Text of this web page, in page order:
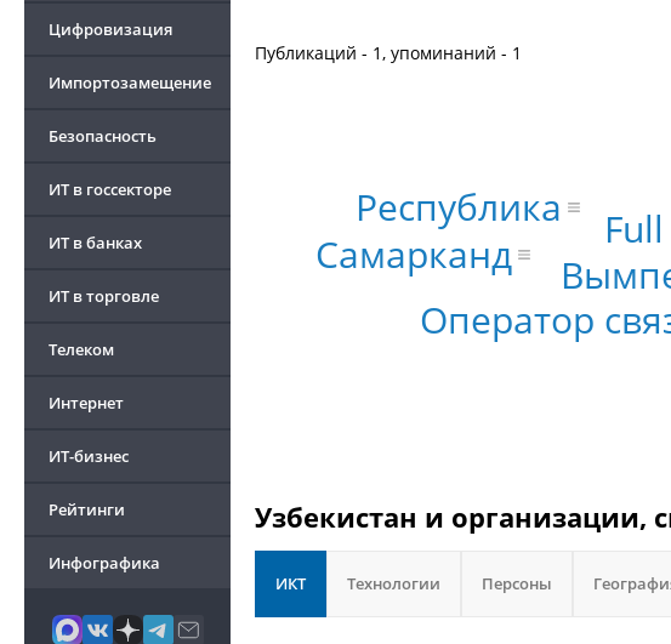
Цифровизация
Импортозамещение
Безопасность
ИТ в госсекторе
ИТ в банках
ИТ в торговле
Телеком
Интернет
ИТ-бизнес
Рейтинги
Инфографика
Публикаций - 1, упоминаний - 1
Оператор
Республика
Самарканд
Узбекистан и организации,
ИКТ Технологии Персоны